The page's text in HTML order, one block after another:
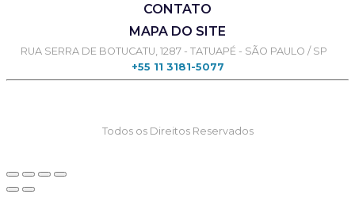
CONTATO
MAPA DO SITE
RUA SERRA DE BOTUCATU, 1287 - TATUAPÉ - SÃO PAULO / SP
+55 11 3181-5077
Todos os Direitos Reservados